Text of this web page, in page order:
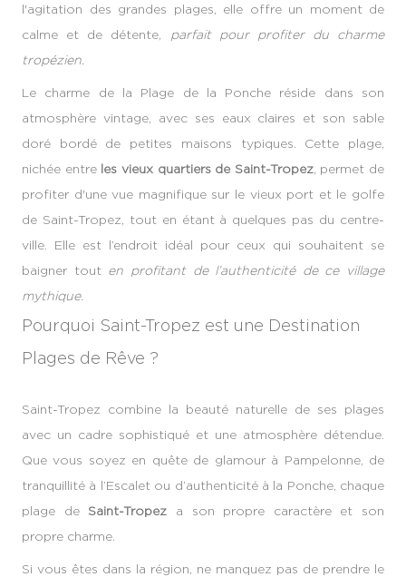
l'agitation des grandes plages, elle offre un moment de
calme et de détente,
parfait pour profiter du charme
tropézien.
Le charme de la Plage de la Ponche réside dans son
atmosphère vintage, avec ses eaux claires et son sable
doré bordé de petites maisons typiques. Cette plage,
nichée entre les vieux quartiers de Saint-Tropez, permet de
profiter d'une vue magnifique sur le vieux port et le golfe
de Saint-Tropez, tout en étant à quelques pas du centre-
ville. Elle est l’endroit idéal pour ceux qui souhaitent se
baigner tout en profitant de l’authenticité de ce village
mythique.
Pourquoi Saint-Tropez est une Destination
Plages de Rêve ?
Saint-Tropez combine la beauté naturelle de ses plages
avec un cadre sophistiqué et une atmosphère détendue.
Que vous soyez en quête de glamour à Pampelonne, de
tranquillité à l’Escalet ou d’authenticité à la Ponche, chaque
plage de Saint-Tropez a son propre caractère et son
propre charme.
Si vous êtes dans la région, ne manquez pas de prendre le